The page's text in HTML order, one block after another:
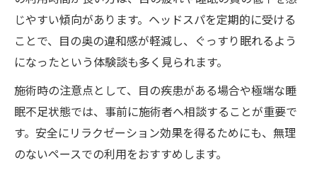
紹介
ヘッドスパ体験で心身の活力を取り戻すコ
ツ
じやすい傾向があります。ヘッドスパを定期的に受ける
ことで、目の奥の違和感が軽減し、ぐっすり眠れるよう
になったという体験談も多く見られます。
施術時の注意点として、目の疾患がある場合や極端な睡
眠不足状態では、事前に施術者へ相談することが重要で
す。安全にリラクゼーション効果を得るためにも、無理
のないペースでの利用をおすすめします。